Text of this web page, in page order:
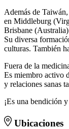
Además de
en Middleburg
Brisbane
Su diversa
culturas. También
Fuera de la
Es miembro activo
y relaciones sanas
¡Es una bendición
Ubicaciones